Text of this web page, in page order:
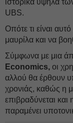
ιστορικά υψηλά
UBS.
Οπότε τι είναι
μαυρίλα και να
Σύμφωνα με μια
Economics, οι
αλλού θα έρθουν
χρονιάς, καθώς η
επιβραδύνεται
παραμένει